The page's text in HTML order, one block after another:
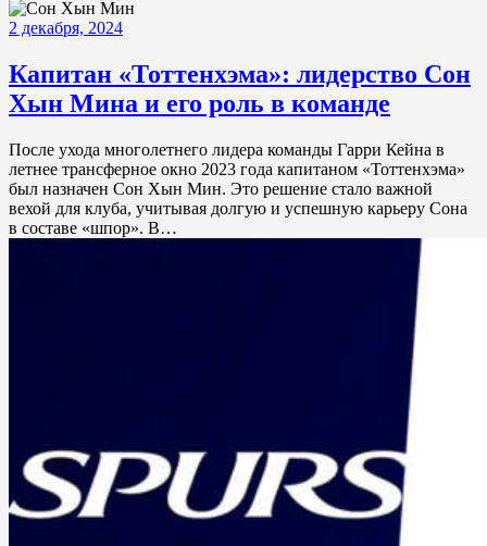
2 декабря, 2024
Капитан «Тоттенхэма»: лидерство Сон
Хын Мина и его роль в команде
После ухода многолетнего лидера команды Гарри Кейна в
летнее трансферное окно 2023 года капитаном «Тоттенхэма»
был назначен Сон Хын Мин. Это решение стало важной
вехой для клуба, учитывая долгую и успешную карьеру Сона
в составе «шпор». В…